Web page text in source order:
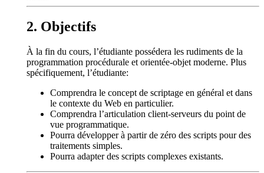
Objectifs
À la fin du cours, l’étudiante possédera les rudiments de la
programmation procédurale et orientée-objet moderne. Plus
spécifiquement, l’étudiante:
Comprendra le concept de scriptage en général et dans
le contexte du Web en particulier.
Comprendra l’articulation client-serveurs du point de
vue programmatique.
Pourra développer à partir de zéro des scripts pour des
traitements simples.
Pourra adapter des scripts complexes existants.